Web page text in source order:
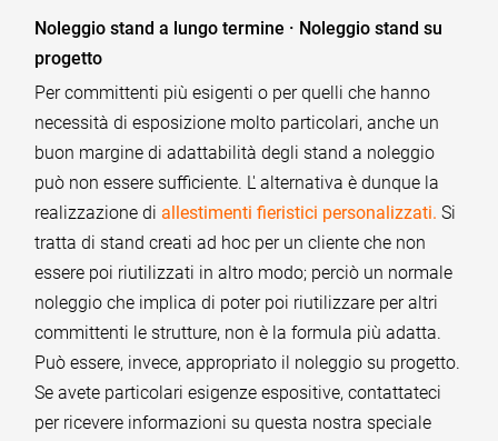
Noleggio stand a lungo termine · Noleggio stand su
progetto
Per committenti più esigenti o per quelli che hanno
necessità di esposizione molto particolari, anche un
buon margine di adattabilità degli stand a noleggio
può non essere sufficiente. L' alternativa è dunque la
realizzazione di allestimenti fieristici personalizzati. Si
tratta di stand creati ad hoc per un cliente che non
essere poi riutilizzati in altro modo; perciò un normale
noleggio che implica di poter poi riutilizzare per altri
committenti le strutture, non è la formula più adatta.
Può essere, invece, appropriato il noleggio su progetto.
Se avete particolari esigenze espositive, contattateci
per ricevere informazioni su questa nostra speciale